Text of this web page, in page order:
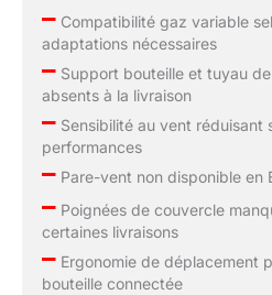
–Compatibilité gaz variable
adaptations nécessaires
–Support bouteille et tuyau
absents à la livraison
–Sensibilité au vent réduisant
performances
–Pare-vent non disponible en
–Poignées de couvercle
certaines livraisons
–Ergonomie de déplacement
bouteille connectée